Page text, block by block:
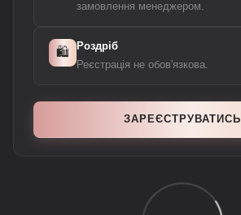
замовлення менеджером.
🛍️ Роздріб
Реєстрація не обов'язкова.
ЗАРЕЄСТРУВАТИСЬ